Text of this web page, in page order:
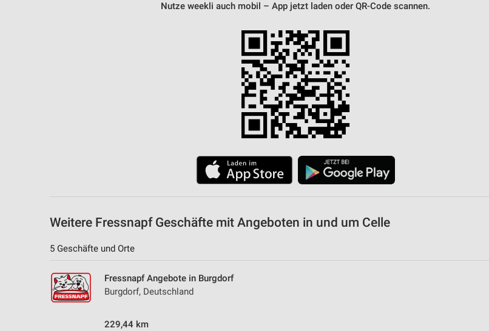
Nutze weekli auch mobil – App jetzt laden oder QR-Code scannen.
Weitere Fressnapf Geschäfte mit Angeboten in und um Celle
5 Geschäfte und Orte
Fressnapf Angebote in Burgdorf
Burgdorf, Deutschland
229,44 km
Analyse von Zielgruppen durch Statistiken oder Kombinationen von Daten aus verschiedenen
Geräte anhand von aktiv angeforderten Informationen identifizieren
Notwendig
Performance
Funktional